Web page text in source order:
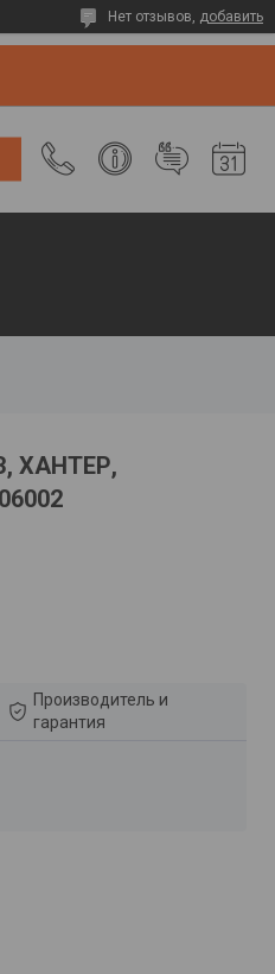
Нет отзывов, добавить
ХАНТЕР,
Производитель и
гарантия